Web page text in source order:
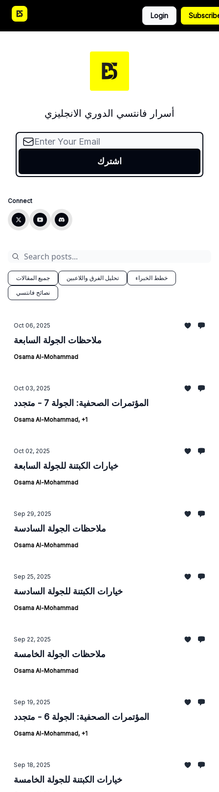
Login
أسرار فانتسي الدوري الانجليزي
Connect
جميع المقالات تحليل الفرق واللاعبين
خطط الخبراء
نصائح فانتسي
Oct 06, 2025
ملاحظات الجولة السابعة
Osama Al-Mohammad
Oct 03, 2025
المؤتمرات الصحفية: الجولة 7 - متجدد
Osama Al-Mohammad, +1
Oct 02, 2025
خيارات الكبتنة للجولة السابعة
Osama Al-Mohammad
Sep 29, 2025
ملاحظات الجولة السادسة
Osama Al-Mohammad
Sep 25, 2025
خيارات الكبتنة للجولة السادسة
Osama Al-Mohammad
Sep 22, 2025
ملاحظات الجولة الخامسة
Osama Al-Mohammad
Sep 19, 2025
المؤتمرات الصحفية: الجولة 6 - متجدد
Osama Al-Mohammad, +1
Sep 18, 2025
خيارات الكبتنة للجولة الخامسة